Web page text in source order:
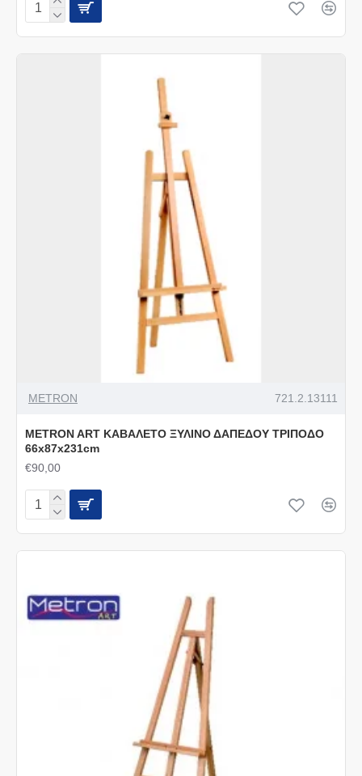
METRON 721.2.13111
METRON ART ΚΑΒΑΛΕΤΟ ΞΥΛΙΝΟ ΔΑΠΕΔΟΥ ΤΡΙΠΟΔΟ
66x87x231cm
€90,00